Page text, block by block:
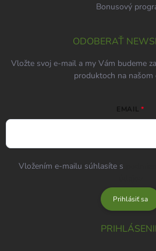
Bonusový
ODOBERAŤ
Vložte svoj e-mail a my Vám budeme
produktoch na našom
EMAIL
Vložením e-mailu súhlasíte s
Prihlásiť sa